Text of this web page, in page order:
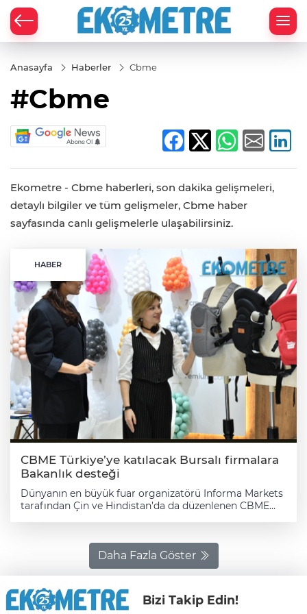
Anasayfa Haberler Cbme
#Cbme
Ekometre - Cbme haberleri, son dakika gelişmeleri,
detaylı bilgiler ve tüm gelişmeler, Cbme haber
sayfasında canlı gelişmelerle ulaşabilirsiniz.
HABER
CBME Türkiye’ye katılacak Bursalı firmalara
Bakanlık desteği
Dünyanın en büyük fuar organizatörü Informa Markets
tarafından Çin ve Hindistan’da da düzenlenen CBME
Aralarında Bursalı firmaların da olduğu 1.000’in
üzerinde markanın anne, bebek ve çocuk ürünlerine
dair yeniliklerini sergileyeceği CBME Türkiye, Ticaret
alıyor. Dinçer; “Amerika’dan Çin’e, farklı bölgelerden
katılım talebi alıyoruz” Orta Doğu, Balkanlar, Kuzey
Daha Fazla Göster
Bizi Takip Edin!